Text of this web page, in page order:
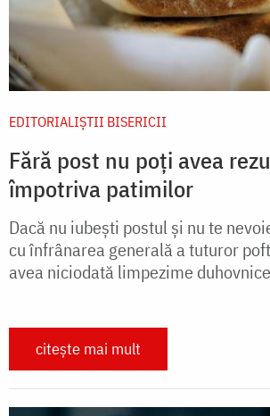
EDITORIALIȘTII BISERICII
Fără post nu poți avea
împotriva patimilor
Dacă nu iubești postul și nu te
cu înfrânarea generală a tuturor
avea niciodată limpezime
citește mai mult